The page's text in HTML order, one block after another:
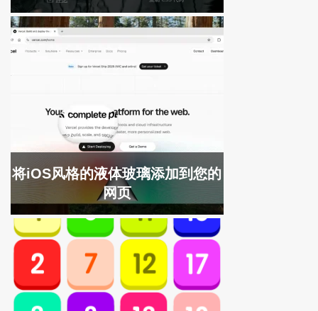
将iOS风格的液体玻璃添加到您的
网页